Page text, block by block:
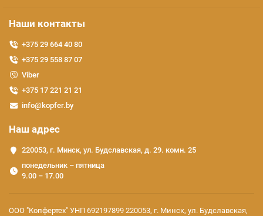
Наши контакты
+375 29 664 40 80
+375 29 558 87 07
Viber
+375 17 221 21 21
info@kopfer.by
Наш адрес
220053, г. Минск, ул. Будславская, д. 29. комн. 25
понедельник – пятница
9.00 – 17.00
ООО "Копфертех" УНП 692197899 220053, г. Минск, ул. Будславская,